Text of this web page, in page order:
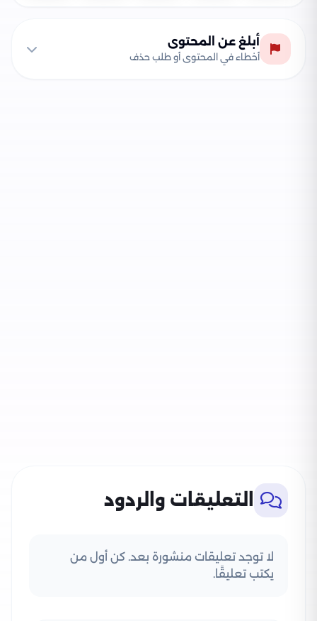
أبلغ عن المحتوى
أخطاء في المحتوى أو طلب حذف
التعليقات والردود
لا توجد تعليقات منشورة بعد. كن أول من
يكتب تعليقًا.